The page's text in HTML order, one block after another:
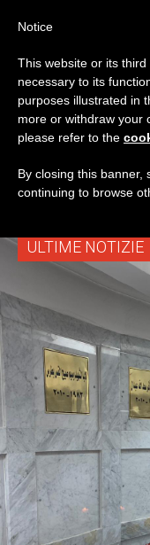
TAG
ULTIME NOTIZIE
Notice
This website or its
necessary to its
purposes illustrated in
more or withdraw your
please refer to the
By closing this banner,
continuing to browse